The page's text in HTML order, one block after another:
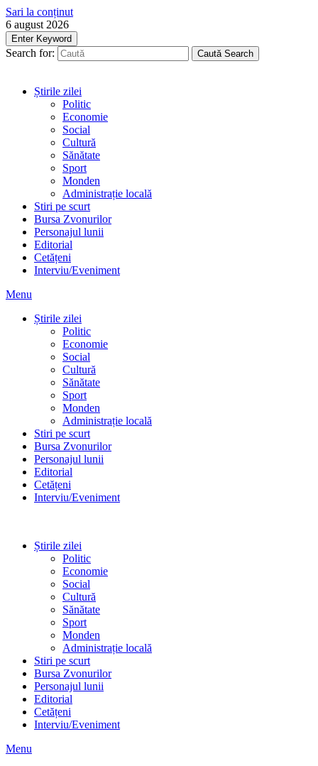
Sari la conținut
6 august 2026
Enter Keyword
Search for: Caută Search
Știrile zilei
Politic
Economie
Social
Cultură
Sănătate
Sport
Monden
Administrație locală
Stiri pe scurt
Bursa Zvonurilor
Personajul lunii
Editorial
Cetățeni
Interviu/Eveniment
Menu
Știrile zilei
Politic
Economie
Social
Cultură
Sănătate
Sport
Monden
Administrație locală
Stiri pe scurt
Bursa Zvonurilor
Personajul lunii
Editorial
Cetățeni
Interviu/Eveniment
Știrile zilei
Politic
Economie
Social
Cultură
Sănătate
Sport
Monden
Administrație locală
Stiri pe scurt
Bursa Zvonurilor
Personajul lunii
Editorial
Cetățeni
Interviu/Eveniment
Menu